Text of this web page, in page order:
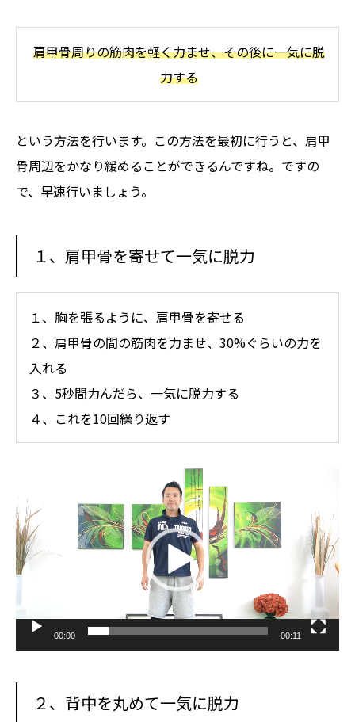
肩甲骨周りの筋肉を軽く力ませ、その後に一気に脱
力する
という方法を行います。この方法を最初に行うと、肩甲
骨周辺をかなり緩めることができるんですね。ですの
で、早速行いましょう。
１、肩甲骨を寄せて一気に脱力
１、胸を張るように、肩甲骨を寄せる
２、肩甲骨の間の筋肉を力ませ、30%ぐらいの力を
入れる
３、5秒間力んだら、一気に脱力する
４、これを10回繰り返す
プ
レ
ー
ヤ
ー
00:00 00:11
２、背中を丸めて一気に脱力